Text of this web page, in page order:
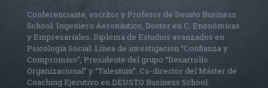
Conferenciante, escritor y Profesor de Deusto Business
School. Ingeniero Aeronáutico, Doctor en C. Enonómicas
y Empresariales. Diploma de Estudios avanzados en
Psicología Social. Línea de investigacion “Confianza y
Compromiso”, Presidente del grupo “Desarrollo
Organizacional” y “Talentum”. Co-director del Máster de
Coaching Ejecutivo en DEUSTO Business School.